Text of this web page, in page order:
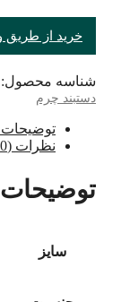
خرید از طریق
شناسه محصول:
دستبند چرم
توضیحات
نظرات (0)
سایز